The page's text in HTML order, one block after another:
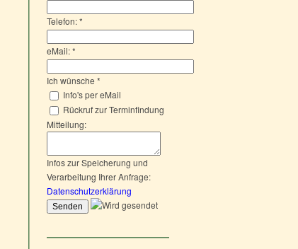
Telefon:*
eMail:*
Ich wünsche *
Info's per eMail
Rückruf zur Terminfindung
Mitteilung:
Infos zur Speicherung und
Verarbeitung Ihrer Anfrage:
Datenschutzerklärung